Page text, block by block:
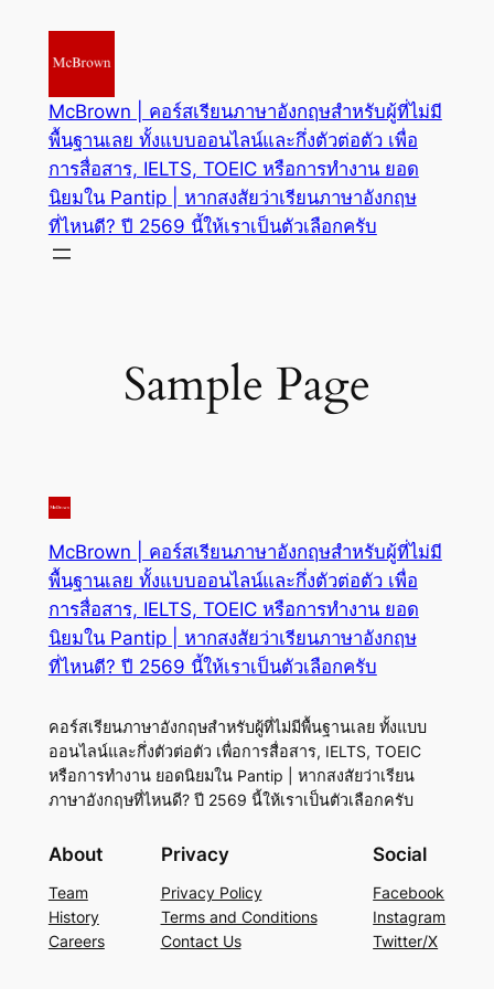
McBrown | คอร์สเรียนภาษาอังกฤษสำหรับผู้ที่ไม่มี
พื้นฐานเลย ทั้งแบบออนไลน์และกึ่งตัวต่อตัว เพื่อ
การสื่อสาร, IELTS, TOEIC หรือการทำงาน ยอด
นิยมใน Pantip | หากสงสัยว่าเรียนภาษาอังกฤษ
ที่ไหนดี? ปี 2569 นี้ให้เราเป็นตัวเลือกครับ
Sample Page
McBrown | คอร์สเรียนภาษาอังกฤษสำหรับผู้ที่ไม่มี
พื้นฐานเลย ทั้งแบบออนไลน์และกึ่งตัวต่อตัว เพื่อ
การสื่อสาร, IELTS, TOEIC หรือการทำงาน ยอด
นิยมใน Pantip | หากสงสัยว่าเรียนภาษาอังกฤษ
ที่ไหนดี? ปี 2569 นี้ให้เราเป็นตัวเลือกครับ
คอร์สเรียนภาษาอังกฤษสำหรับผู้ที่ไม่มีพื้นฐานเลย ทั้งแบบ
ออนไลน์และกึ่งตัวต่อตัว เพื่อการสื่อสาร, IELTS, TOEIC
หรือการทำงาน ยอดนิยมใน Pantip | หากสงสัยว่าเรียน
ภาษาอังกฤษที่ไหนดี? ปี 2569 นี้ให้เราเป็นตัวเลือกครับ
About
Team
History
Careers
Privacy
Privacy Policy
Terms and Conditions
Contact Us
Social
Facebook
Instagram
Twitter/X